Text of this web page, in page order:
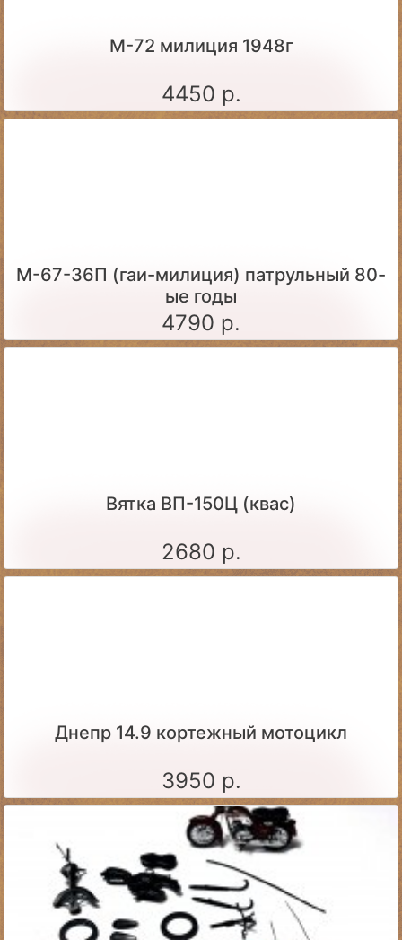
М-72 милиция 1948г
4450 р.
М-67-36П (гаи-милиция) патрульный 80-
ые годы
4790 р.
Вятка ВП-150Ц (квас)
2680 р.
Днепр 14.9 кортежный мотоцикл
3950 р.